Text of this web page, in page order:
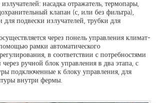
насадка отражатель, термопары,
клапан (с, или без фильтра),
для подвески излучателей, трубки для
через понель управления климат-
рамки автоматического
в соответствии с потребностями
ручной блок управления в два этапа, с
подключенные к блоку управления, для
внутри фермы.